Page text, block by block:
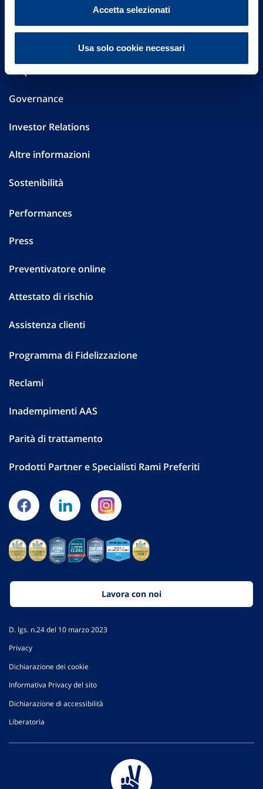
Accetta selezionati
Usa solo cookie necessari
Via Ignazio Gardella, 2
20149 Milano
FAQ
Governance
Investor Relations
Altre informazioni
Sostenibilità
Performances
Press
Preventivatore online
Attestato di rischio
Assistenza clienti
Programma di Fidelizzazione
Reclami
Inadempimenti AAS
Parità di trattamento
Prodotti Partner e Specialisti Rami Preferiti
Lavora con noi
D. lgs. n.24 del 10 marzo 2023
Privacy
Dichiarazione dei cookie
Informativa Privacy del sito
Dichiarazione di accessibilità
Liberatoria